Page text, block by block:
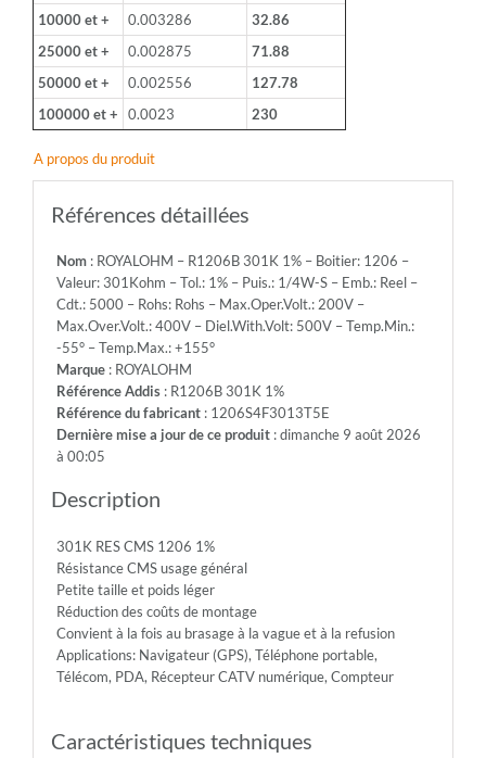
1%
-
Puis.:
1/4W-
S
-
Cdt.:
5000
Rohs:
Rohs
-
Max.Oper.Volt.:
200V
-
Max.Over.Volt.:
400V
-
-55°
-
Temp.Max.:
+155°
10000 et +
0.003286
32.86
25000 et +
0.002875
71.88
50000 et +
0.002556
127.78
100000 et +
0.0023 230
A propos du produit
Références détaillées
Nom: ROYALOHM – R1206B 301K 1% – Boitier: 1206 –
Valeur: 301Kohm – Tol.: 1% – Puis.: 1/4W-S – Emb.: Reel –
Cdt.: 5000 – Rohs: Rohs – Max.Oper.Volt.: 200V –
Max.Over.Volt.: 400V – Diel.With.Volt: 500V – Temp.Min.:
-55° – Temp.Max.: +155°
Marque: ROYALOHM
Référence Addis: R1206B 301K 1%
Référence du fabricant: 1206S4F3013T5E
Dernière mise a jour de ce produit: dimanche 9 août 2026
à 00:05
Description
301K RES CMS 1206 1%
Résistance CMS usage général
Petite taille et poids léger
Réduction des coûts de montage
Convient à la fois au brasage à la vague et à la refusion
Applications: Navigateur (GPS), Téléphone portable,
Télécom, PDA, Récepteur CATV numérique, Compteur
Caractéristiques techniques